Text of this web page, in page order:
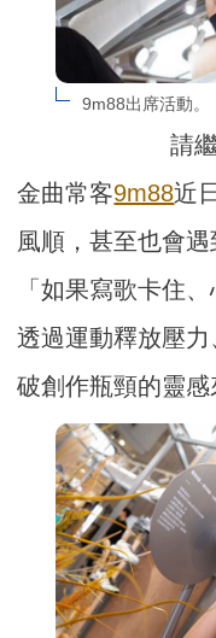
9m88出席活動。
請
金曲常客9m88近
風順，甚至也會遇
「如果寫歌卡住
透過運動釋放壓
破創作瓶頸的靈感